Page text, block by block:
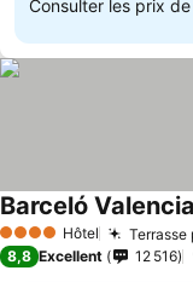
Consulter les prix de
4 Étoiles Hôtel Terrasse
Barceló Valencia
8,8 Excellent 12 516